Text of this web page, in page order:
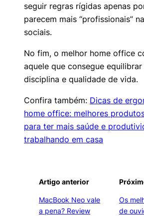
seguir regras rígidas apenas
parecem mais “profissionais”
sociais.
No fim, o melhor home office
aquele que consegue
disciplina e qualidade de vida.
Confira também: Dicas de
home office: melhores
para ter mais saúde e
trabalhando em casa
Artigo anterior
MacBook Neo vale
a pena? Review
Os
de